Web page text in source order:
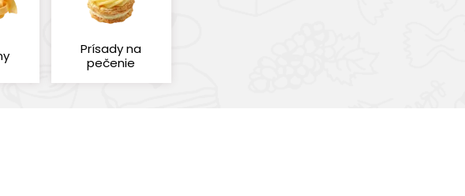
Prísady na
pečenie